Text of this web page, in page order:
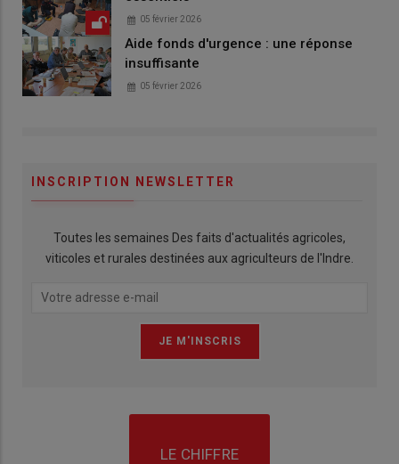
05 février 2026
Aide fonds d'urgence : une réponse
insuffisante
05 février 2026
INSCRIPTION NEWSLETTER
Toutes les semaines Des faits d'actualités agricoles,
viticoles et rurales destinées aux agriculteurs de l'Indre.
LE CHIFFRE